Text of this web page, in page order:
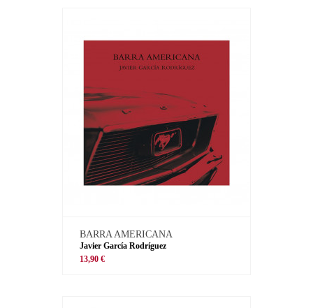
BARRA AMERICANA
Javier García Rodríguez
13,90 €